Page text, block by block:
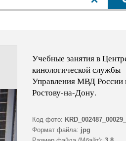
Учебные занятия в
кинологической службы
Управления МВД России
Ростову-на-Дону.
Код фото:
Формат файла: jpg